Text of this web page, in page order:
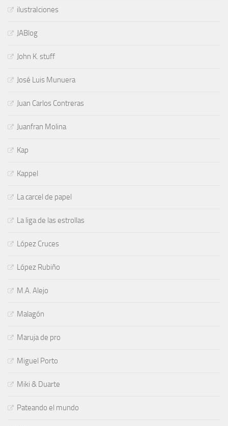
ilustraIciones
JABlog
John K. stuff
José Luis Munuera
Juan Carlos Contreras
Juanfran Molina
Kap
Kappel
La carcel de papel
La liga de las estrollas
López Cruces
López Rubiño
M.A. Alejo
Malagón
Maruja de pro
Miguel Porto
Miki & Duarte
Pateando el mundo